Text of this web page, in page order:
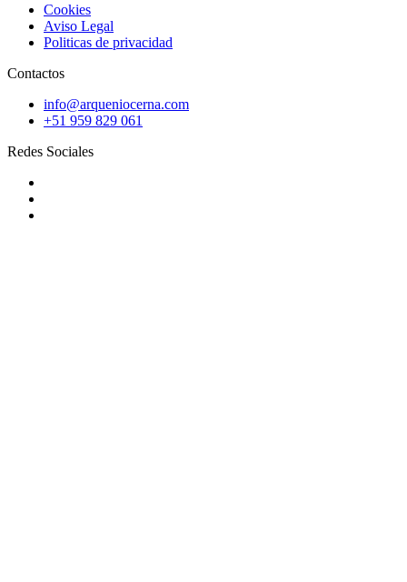
Cookies
Aviso Legal
Politicas de privacidad
Contactos
info@arqueniocerna.com
+51 959 829 061
Redes Sociales